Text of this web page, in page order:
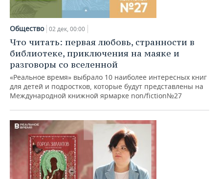
Общество 02 дек, 00:00
Что читать: первая любовь, странности в
библиотеке, приключения на маяке и
разговоры со вселенной
«Реальное время» выбрало 10 наиболее интересных книг
для детей и подростков, которые будут представлены на
Международной книжной ярмарке non/fiction№27